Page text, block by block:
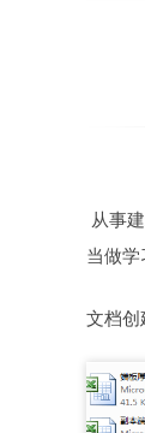
从事
当做
文档创